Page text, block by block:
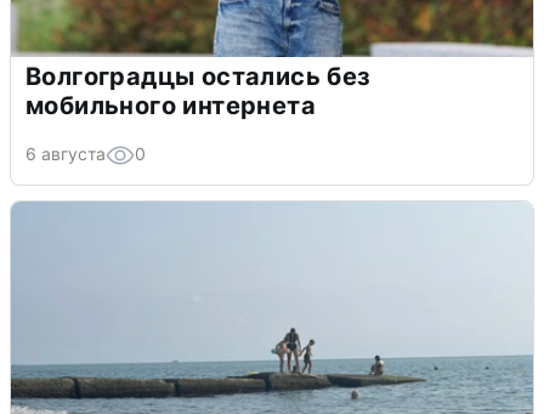
Волгоградцы остались без
мобильного интернета
6 августа 0